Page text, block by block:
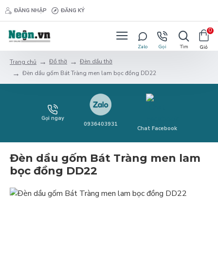
ĐĂNG NHẬP ĐĂNG KÝ
0
Trang chủ Đồ thờ
Đèn dầu thờ
Đèn dầu gốm Bát Tràng men lam bọc đồng DD22
Gọi ngay
0936403931
Chat Facebook
Đèn dầu gốm Bát Tràng men lam
bọc đồng DD22